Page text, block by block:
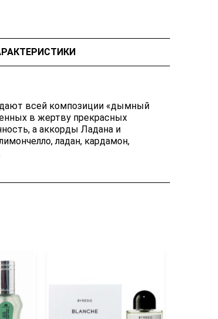
всей композиции «дымный
в жертву прекрасных
а аккорды Ладана и
ладан, кардамон,